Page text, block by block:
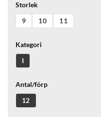
Storlek
9
10 11
Kategori
I
Antal/förp
12